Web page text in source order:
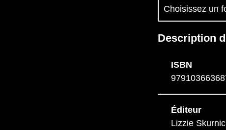
Description
ISBN
Éditeur
Lizzie